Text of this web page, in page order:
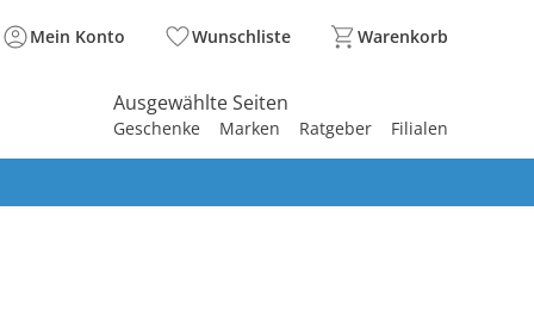
Mein Konto Wunschliste Warenkorb
Ausgewählte Seiten
Geschenke Marken Ratgeber Filialen